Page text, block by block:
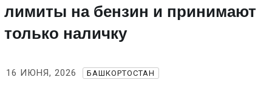
лимиты на бензин и принимают
только наличку
16 ИЮНЯ, 2026 БАШКОРТОСТАН